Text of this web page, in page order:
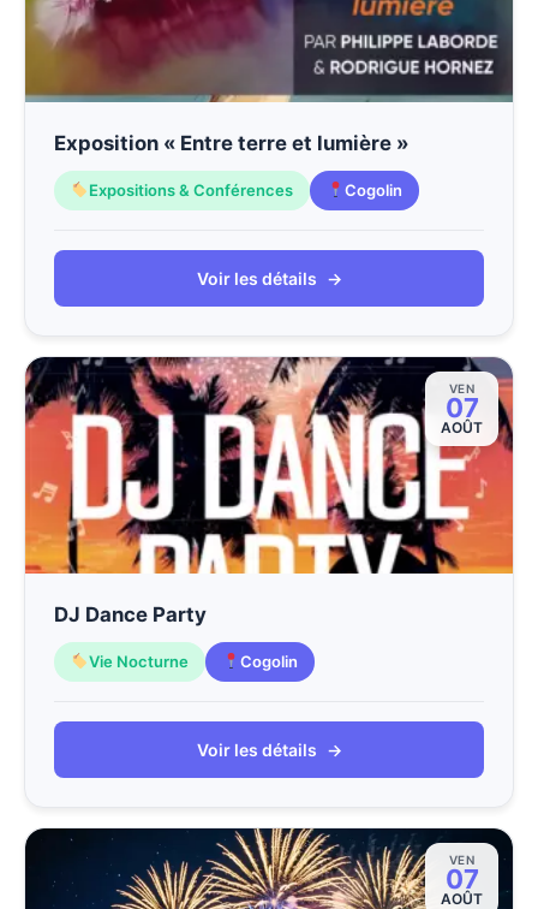
Exposition « Entre terre et lumière »
Expositions & Conférences Cogolin
Voir les détails →
VEN
07
AOÛT
DJ Dance Party
Vie Nocturne Cogolin
Voir les détails →
VEN
07
AOÛT